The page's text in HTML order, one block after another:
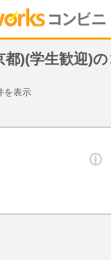
都)(学生歓迎)
を表示